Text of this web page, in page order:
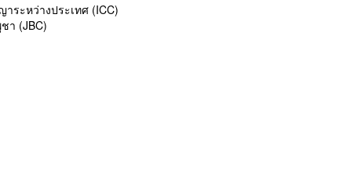
าระหว่างประเทศ (ICC)
า (JBC)